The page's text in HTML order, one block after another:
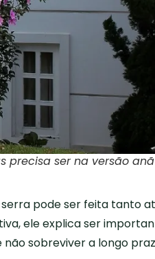
precisa ser na versão
pode ser feita tanto
ele explica ser
sobreviver a longo